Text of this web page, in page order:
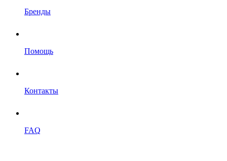
Бренды
Помощь
Контакты
FAQ